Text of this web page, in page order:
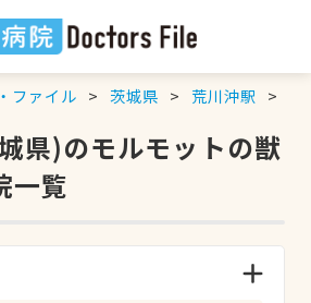
ファイル 茨城県 荒川沖駅
県)のモルモットの獣
一覧